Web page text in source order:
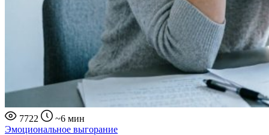
7722
~6 мин
Эмоциональное выгорание